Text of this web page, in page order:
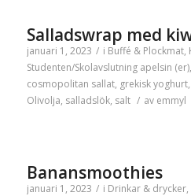
Salladswrap med
januari 1, 2023 / i Buffé & Plockmat,
Studenten/Skolavslutning apelsin (er),
cosmopolitan sallat, grekisk yoghurt,
Olivolja, salladslök, salt / av emmyl
Banansmoothies
januari 1, 2023 / i Drinkar & drycker,